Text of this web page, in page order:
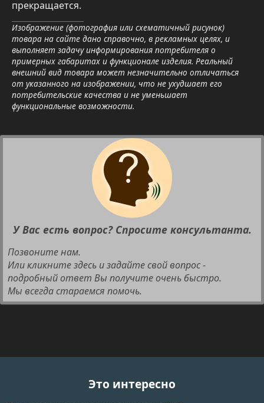
прекращается.
Изображение (фотография или схематичный рисунок)
товара на сайте дано справочно, в рекламных целях, и
выполняет задачу информирования потребителя о
примерных габаритах и функционале изделия. Реальный
внешний вид товара может незначительно отличаться
от указанного на изображении, что не ухудшает его
потребительские качества и не уменьшает
функциональные возможности.
У Вас есть вопрос? Спросите консультанта.
Позвоните нам.
Или кликните здесь и задайте свой вопрос -
подробный ответ Вы получите очень быстро.
Мы всегда стараемся помочь.
Это интересно